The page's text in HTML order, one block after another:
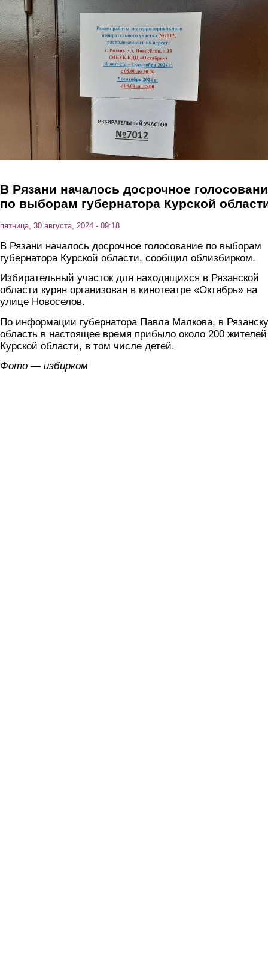
Перейти к основному содержанию
В Рязани началось досрочное
по выборам губернатора Курской
пятница, 30 августа, 2024 - 09:18
В Рязани началось досрочное голосование по выборам
губернатора Курской области, сообщил облизбирком.
Избирательный участок для находящихся в Рязанской
области курян организован в кинотеатре «Октябрь» на
улице Новоселов.
По информации губернатора Павла Малкова, в
область в настоящее время прибыло около 200 жителей
Курской области, в том числе детей.
Фото — избирком